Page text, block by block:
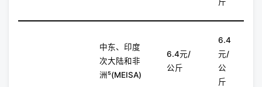
中东、印度
次大陆和非
洲⁵(MEISA)
6.4元/
公斤
6.4
元/
公
斤